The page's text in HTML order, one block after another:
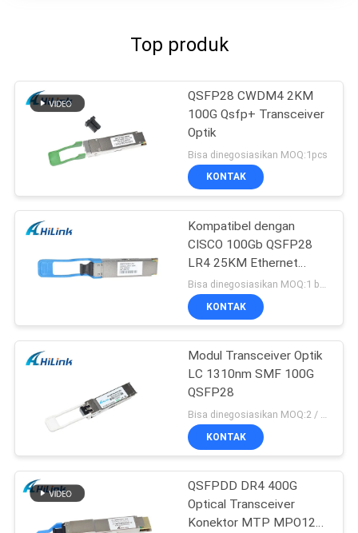
Top produk
QSFP28 CWDM4 2KM
100G Qsfp+ Transceiver
Optik
Bisa dinegosiasikan MOQ:1pcs
KONTAK
Kompatibel dengan
CISCO 100Gb QSFP28
LR4 25KM Ethernet
QSFP + Transceiver
Bisa dinegosiasikan MOQ:1 buah
KONTAK
Modul Transceiver Optik
LC 1310nm SMF 100G
QSFP28
Bisa dinegosiasikan MOQ:2 / pcs
KONTAK
QSFPDD DR4 400G
Optical Transceiver
Konektor MTP MPO12